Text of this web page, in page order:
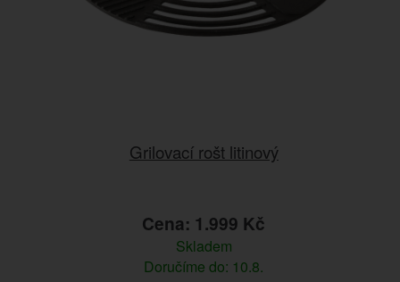
Grilovací rošt litinový
Cena: 1.999 Kč
Skladem
Doručíme do: 10.8.